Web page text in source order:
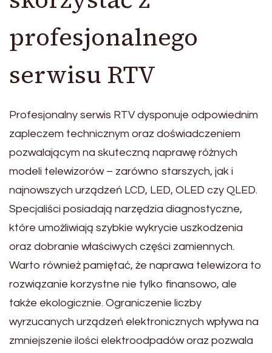
profesjonalnego
serwisu RTV
Profesjonalny serwis RTV dysponuje odpowiednim
zapleczem technicznym oraz doświadczeniem
pozwalającym na skuteczną naprawę różnych
modeli telewizorów – zarówno starszych, jak i
najnowszych urządzeń LCD, LED, OLED czy QLED.
Specjaliści posiadają narzędzia diagnostyczne,
które umożliwiają szybkie wykrycie uszkodzenia
oraz dobranie właściwych części zamiennych.
Warto również pamiętać, że naprawa telewizora to
rozwiązanie korzystne nie tylko finansowo, ale
także ekologicznie. Ograniczenie liczby
wyrzucanych urządzeń elektronicznych wpływa na
zmniejszenie ilości elektroodpadów oraz pozwala